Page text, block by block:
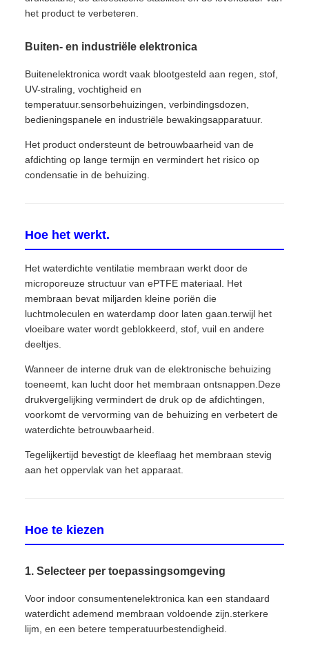
het product te verbeteren.
Buiten- en industriële elektronica
Buitenelektronica wordt vaak blootgesteld aan regen, stof,
UV-straling, vochtigheid en
temperatuur.sensorbehuizingen, verbindingsdozen,
bedieningspanele en industriële bewakingsapparatuur.
Het product ondersteunt de betrouwbaarheid van de
afdichting op lange termijn en vermindert het risico op
condensatie in de behuizing.
Hoe het werkt.
Het waterdichte ventilatie membraan werkt door de
microporeuze structuur van ePTFE materiaal. Het
membraan bevat miljarden kleine poriën die
luchtmoleculen en waterdamp door laten gaan.terwijl het
vloeibare water wordt geblokkeerd, stof, vuil en andere
deeltjes.
Wanneer de interne druk van de elektronische behuizing
toeneemt, kan lucht door het membraan ontsnappen.Deze
drukvergelijking vermindert de druk op de afdichtingen,
voorkomt de vervorming van de behuizing en verbetert de
waterdichte betrouwbaarheid.
Tegelijkertijd bevestigt de kleeflaag het membraan stevig
aan het oppervlak van het apparaat.
Hoe te kiezen
1. Selecteer per toepassingsomgeving
Voor indoor consumentenelektronica kan een standaard
waterdicht ademend membraan voldoende zijn.sterkere
lijm, en een betere temperatuurbestendigheid.